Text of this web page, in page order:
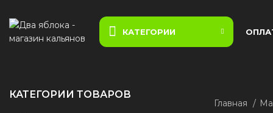
КАТЕГОРИИ
Главная
КАТЕГОРИИ ТОВАРОВ